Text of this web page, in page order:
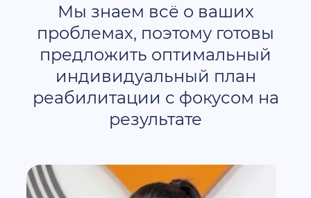
Мы знаем всё о ваших
проблемах, поэтому готовы
предложить оптимальный
индивидуальный план
реабилитации с фокусом на
результате